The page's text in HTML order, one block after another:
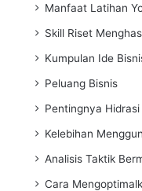
Manfaat Latihan
Skill Riset
Kumpulan Ide
Peluang Bisnis
Pentingnya Hidrasi
Kelebihan
Analisis Taktik
Cara